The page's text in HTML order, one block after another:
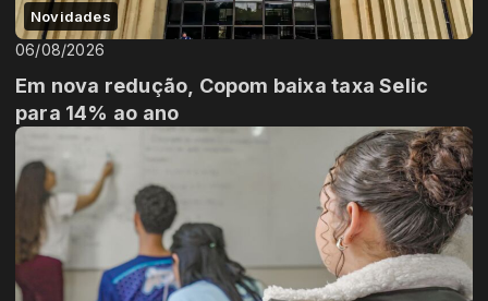
Novidades
06/08/2026
Em nova redução, Copom baixa taxa Selic
para 14% ao ano